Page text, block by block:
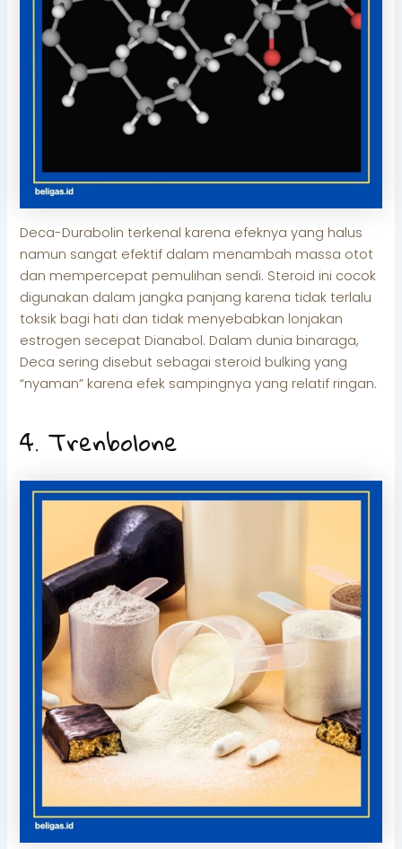
Deca-Durabolin terkenal karena efeknya yang halus
namun sangat efektif dalam menambah massa otot
dan mempercepat pemulihan sendi. Steroid ini cocok
digunakan dalam jangka panjang karena tidak terlalu
toksik bagi hati dan tidak menyebabkan lonjakan
estrogen secepat Dianabol. Dalam dunia binaraga,
Deca sering disebut sebagai steroid bulking yang
“nyaman” karena efek sampingnya yang relatif ringan.
4. Trenbolone